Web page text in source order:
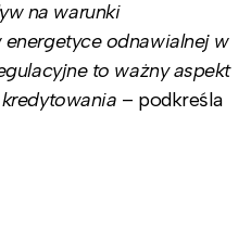
na warunki
odnawialnej w
to ważny aspekt
– podkreśla